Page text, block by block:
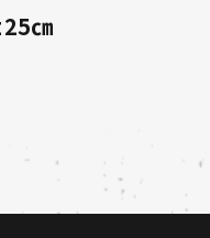
㎝